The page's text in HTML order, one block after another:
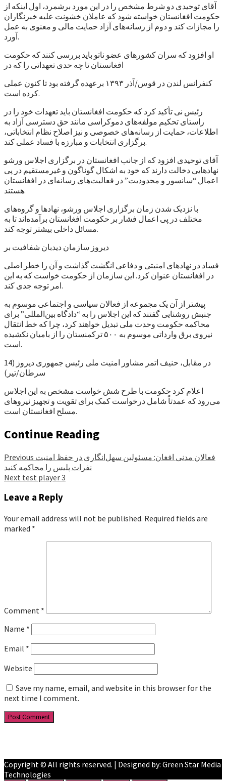
آقای توحیدی دو شرط مشخص را در این مورد برشمرد، اول اینکه از
حکومت افغانستان خواسته شود که عاملان خشونت علیه خبرنگاران
را مجازات کند و دوم از رسانه‌های آزاد حمایت مالی و معنوی به عمل
آورد.
او افزود که سران کشورهای عضو ناتو باید بررسی کنند که حکومت
افغانستان تا چه حدی تعهداتی را که در
کنفرانس لندن در قوس/آذر ۱۳۹۳ برعهده گرفته بود تا کنون عملی
کرده است.
رئیس نی تأکید کرد که حکومت افغانستان باید تعهدات خود را در
راستای تحکیم مولفه‌های دموکراسی مانند حق دسترسی آزاد به
اطلاعات، حمایت از رسانه‌های خصوصی و نیز اصلاح نظام انتخاباتی،
برگزاری انتخابات و مبارزه با فساد عملی کند.
آقای توحیدی افزود که از جانب افغانستان در برگزاری اجلاس ورشو
نهادهایی دخالت دارند که خود به اشکال گوناگون و غیرمستقیم در پی
اعمال “سانسور و محدودیت” در فعالیت‌های رسانه‌ای در افغانستان
هستند.
با نزدیک شدن زمان برگزاری اجلاس ورشو، نهادها و گروه‌های
مختلف در پی اعمال فشار بر حکومت افغانستان برآمده‌اند تا به
مسائل داخلی بیشتر توجه کند.
دیروز سازمان دیدبان شفافیت بر
فساد در نهادهای امنیتی و دفاعی انگشت گذاشت و آن را خطر اصلی
در افغانستان عنوان کرد. این سازمان از حکومت خواست که به این
امر توجه جدی کند.
پیشتر از آن یک مجموعه از فعالان سیاسی و اجتماعی موسوم به
جنبش روشنایی گفتند که این اجلاس را به “دادگاه بین‌المللی” برای
محاکمه حکومت وحدت ملی تبدیل خواهند کرد، چرا که خط انتقال
نیروی برق وارداتی موسوم به ۵۰۰ ترکمنستان را از بامیان نکشیده
است.
در مقابل، حنیف اتمر مشاور امنیت ملی رئیس جمهوری دیروز (14
سرطان/تیر)
اعلام کرد حکومت با طرح شش خواست مشخص به این اجلاس
می‌رود که عمدتاً شامل درخواست کمک برای تقویت و تجهیز نیروهای
مسلح افغانستان است.
Continue Reading
Previous
نفرات پلیس را محاکمه کنید
Next test player 3
Leave a Reply
Your email address will not be published. Required fields are
marked *
Comment *
Name *
Email *
Website
Save my name, email, and website in this browser for the
next time I comment.
Copyright © All rights reserved. | Designed by: Green Star Media
Technologies